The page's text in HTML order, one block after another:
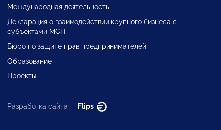
Международная деятельность
Декларация о взаимодействии крупного бизнеса с
субъектами МСП
Бюро по защите прав предпринимателей
Образование
Проекты
Разработка сайта — Flips